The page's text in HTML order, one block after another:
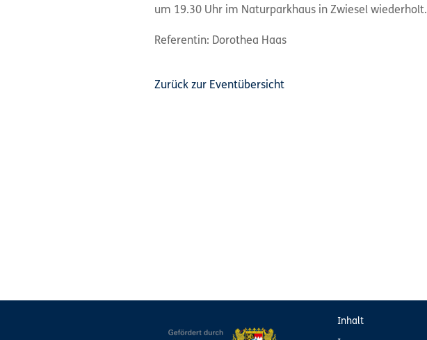
um 19.30 Uhr im Naturparkhaus in Zwiesel wiederholt.
Referentin: Dorothea Haas
Zurück zur Eventübersicht
Inhalt